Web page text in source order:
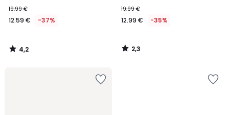
€
en
de
19.99
19.99 €
12.59 € -37%
4,2
/
19.99 €
12.99 € -35%
2,3
/